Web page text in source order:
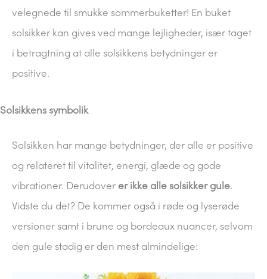
velegnede til smukke sommerbuketter! En buket
solsikker kan gives ved mange lejligheder, især taget
i betragtning at alle solsikkens betydninger er
positive.
Solsikkens symbolik
Solsikken har mange betydninger, der alle er positive
og relateret til vitalitet, energi, glæde og gode
vibrationer. Derudover er ikke alle solsikker gule.
Vidste du det? De kommer også i røde og lyserøde
versioner samt i brune og bordeaux nuancer, selvom
den gule stadig er den mest almindelige: